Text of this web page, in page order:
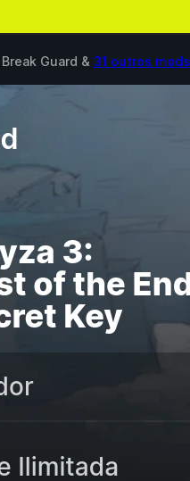
Guard & 31 outros mods